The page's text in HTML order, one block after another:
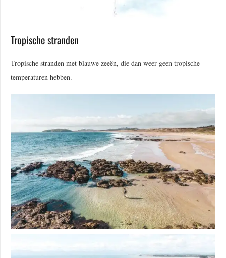
Tropische stranden
Tropische stranden met blauwe zeeën, die dan weer geen tropische
temperaturen hebben.